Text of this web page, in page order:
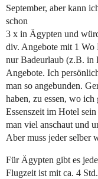
September, aber kann
schon
3 x in Ägypten und
div. Angebote mit 1
nur Badeurlaub (z.B. in
Angebote. Ich
man so angebunden.
haben, zu essen, wo
Essenszeit im Hotel
man viel anschaut und
Aber muss jeder selber
Für Ägypten gibt es
Flugzeit ist mit ca. 4